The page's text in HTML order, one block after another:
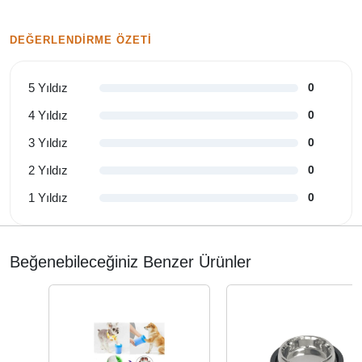
DEĞERLENDIRME ÖZETI
5 Yıldız 0
4 Yıldız 0
3 Yıldız 0
2 Yıldız 0
1 Yıldız 0
Beğenebileceğiniz Benzer Ürünler